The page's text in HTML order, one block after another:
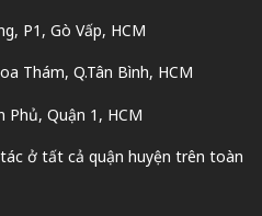
P1, Gò Vấp, HCM
Thám, Q.Tân Bình, HCM
Phủ, Quận 1, HCM
ở tất cả quận huyện trên toàn